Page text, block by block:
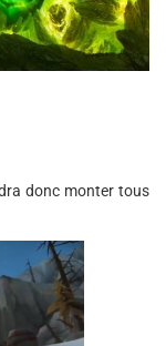
donc monter tous